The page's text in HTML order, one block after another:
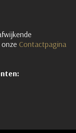
Contactpagina